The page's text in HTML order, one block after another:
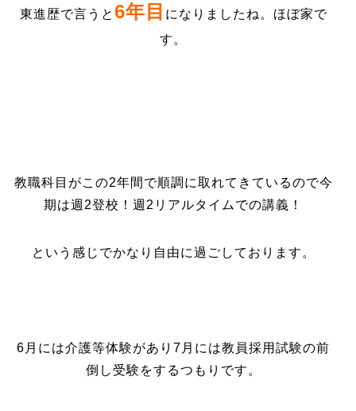
東進歴で言うと 6年目 になりましたね。ほぼ家で
す。
教職科目がこの2年間で順調に取れてきているので今
期は週2登校！週2リアルタイムでの講義！
という感じでかなり自由に過ごしております。
6月には介護等体験があり7月には教員採用試験の前
倒し受験をするつもりです。